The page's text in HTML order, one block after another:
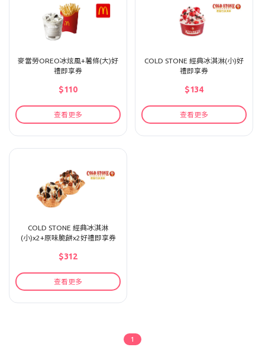
麥當勞OREO冰炫風+薯條(大)好
禮即享券
$110
查看更多
COLD STONE 經典冰淇淋(小)好
禮即享券
$134
查看更多
COLD STONE 經典冰淇淋
(小)x2+原味脆餅x2好禮即享券
$312
查看更多
1